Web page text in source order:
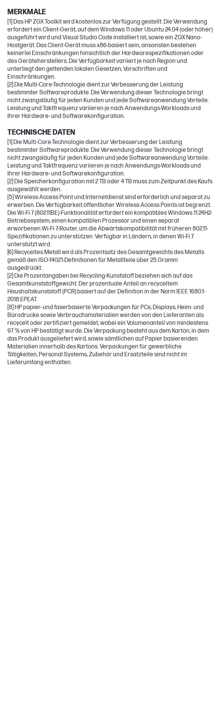
MERKMALE
[1] Das HP ZGX Toolkit wird kostenlos zur Verfügung gestellt. Die Verwendung
erfordert ein Client-Gerät, auf dem Windows 11 oder Ubuntu 24.04 (oder höher)
ausgeführt wird und Visual Studio Code installiert ist, sowie ein ZGX Nano-
Hostgerät. Das Client-Gerät muss x86-basiert sein, ansonsten bestehen
keinerlei Einschränkungen hinsichtlich der Hardwarespezifikationen oder
des Geräteherstellers. Die Verfügbarkeit variiert je nach Region und
unterliegt den geltenden lokalen Gesetzen, Vorschriften und
Einschränkungen.
[2] Die Multi-Core-Technologie dient zur Verbesserung der Leistung
bestimmter Softwareprodukte. Die Verwendung dieser Technologie bringt
nicht zwangsläufig für jeden Kunden und jede Softwareanwendung Vorteile.
Leistung und Taktfrequenz variieren je nach Anwendungs-Workloads und
Ihrer Hardware- und Softwarekonfiguration.
TECHNISCHE DATEN
[1] Die Multi-Core-Technologie dient zur Verbesserung der Leistung
bestimmter Softwareprodukte. Die Verwendung dieser Technologie bringt
nicht zwangsläufig für jeden Kunden und jede Softwareanwendung Vorteile.
Leistung und Taktfrequenz variieren je nach Anwendungs-Workloads und
Ihrer Hardware- und Softwarekonfiguration.
[2] Die Speicherkonfiguration mit 2 TB oder 4 TB muss zum Zeitpunkt des Kaufs
ausgewählt werden.
[5] Wireless Access Point und Internetdienst sind erforderlich und separat zu
erwerben. Die Verfügbarkeit öffentlicher Wireless Access Points ist begrenzt.
Die Wi-Fi 7 (802.11BE)-Funktionalität erfordert ein kompatibles Windows 11 24H2-
Betriebssystem, einen kompatiblen Prozessor und einen separat
erworbenen Wi-Fi 7-Router, um die Abwärtskompatibilität mit früheren 802.11-
Spezifikationen zu unterstützen. Verfügbar in Ländern, in denen Wi-Fi 7
unterstützt wird.
[6] Recyceltes Metall wird als Prozentsatz des Gesamtgewichts des Metalls
gemäß den ISO-14021-Definitionen für Metallteile über 25 Gramm
ausgedrückt.
[2] Die Prozentangaben bei Recycling-Kunststoff beziehen sich auf das
Gesamtkunststoffgewicht. Der prozentuale Anteil an recyceltem
Haushaltskunststoff (PCR) basiert auf der Definition in der Norm IEEE 1680.1-
2018 EPEAT.
[8] HP papier- und faserbasierte Verpackungen für PCs, Displays, Heim- und
Bürodrucke sowie Verbrauchsmaterialien werden von den Lieferanten als
recycelt oder zertifiziert gemeldet, wobei ein Volumenanteil von mindestens
97 % von HP bestätigt wurde. Die Verpackung besteht aus dem Karton, in dem
das Produkt ausgeliefert wird, sowie sämtlichen auf Papier basierenden
Materialien innerhalb des Kartons. Verpackungen für gewerbliche
Tätigkeiten, Personal Systems, Zubehör und Ersatzteile sind nicht im
Lieferumfang enthalten.